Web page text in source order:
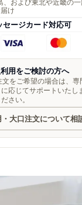
および東北や近畿の一
け
セージカード対応可
用をご検討の方へ
をご希望の場合は、
応じてサポートいたし
さい。
大口注文について相